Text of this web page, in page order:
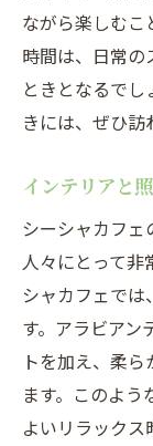
ながら楽しむこ
時間は、日常の
ときとなるで
きには、ぜひ訪
インテリアと
シーシャカフ
人々にとって非
シャカフェで
す。アラビアン
トを加え、柔
ます。このよ
よいリラックス